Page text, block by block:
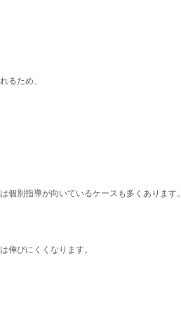
るため、
別指導が向いているケースも多くあります。
伸びにくくなります。